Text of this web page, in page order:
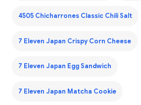
4505 Chicharrones Classic Chili Salt
7 Eleven Japan Crispy Corn Cheese
7 Eleven Japan Egg Sandwich
7 Eleven Japan Matcha Cookie